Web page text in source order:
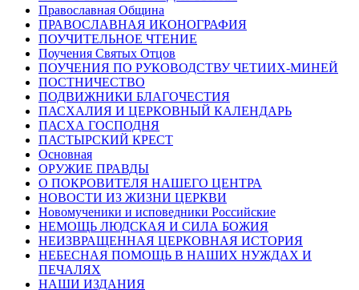
Православная Община
ПРАВОСЛАВНАЯ ИКОНОГРАФИЯ
ПОУЧИТЕЛЬНОЕ ЧТЕНИЕ
Поучения Святых Отцов
ПОУЧЕНИЯ ПО РУКОВОДСТВУ ЧЕТИИХ-МИНЕЙ
ПОСТНИЧЕСТВО
ПОДВИЖНИКИ БЛАГОЧЕСТИЯ
ПАСХАЛИЯ И ЦЕРКОВНЫЙ КАЛЕНДАРЬ
ПАСХА ГОСПОДНЯ
ПАСТЫРСКИЙ КРЕСТ
Основная
ОРУЖИЕ ПРАВДЫ
О ПОКРОВИТЕЛЯ НАШЕГО ЦЕНТРА
НОВОСТИ ИЗ ЖИЗНИ ЦЕРКВИ
Новомученики и исповедники Российские
НЕМОЩЬ ЛЮДСКАЯ И СИЛА БОЖИЯ
НЕИЗВРАЩЕННАЯ ЦЕРКОВНАЯ ИСТОРИЯ
НЕБЕСНАЯ ПОМОЩЬ В НАШИХ НУЖДАХ И
ПЕЧАЛЯХ
НАШИ ИЗДАНИЯ